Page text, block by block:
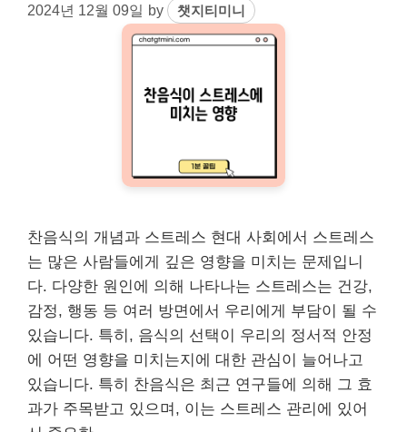
2024년 12월 09일 by 챗지티미니
찬음식의 개념과 스트레스 현대 사회에서 스트레스
는 많은 사람들에게 깊은 영향을 미치는 문제입니
다. 다양한 원인에 의해 나타나는 스트레스는 건강,
감정, 행동 등 여러 방면에서 우리에게 부담이 될 수
있습니다. 특히, 음식의 선택이 우리의 정서적 안정
에 어떤 영향을 미치는지에 대한 관심이 늘어나고
있습니다. 특히 찬음식은 최근 연구들에 의해 그 효
과가 주목받고 있으며, 이는 스트레스 관리에 있어